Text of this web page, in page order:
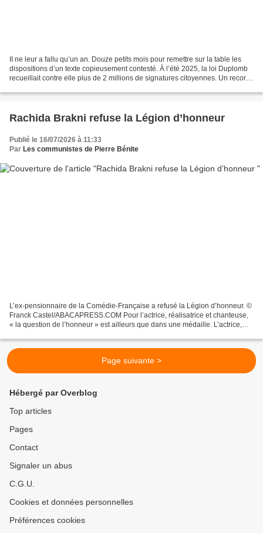
II ne leur a fallu qu’un an. Douze petits mois pour remettre sur la table les
dispositions d’un texte copieusement contesté. À l’été 2025, la loi Duplomb
recueillait contre elle plus de 2 millions de signatures citoyennes. Un record
Rachida Brakni refuse la Légion d’honneur
Publié le 16/07/2026 à 11:33
Par Les communistes de Pierre Bénite
L’ex-pensionnaire de la Comédie-Française a refusé la Légion d’honneur. ©
Franck Castel/ABACAPRESS.COM Pour l’actrice, réalisatrice et chanteuse,
« la question de l’honneur » est ailleurs que dans une médaille. L’actrice,
Page suivante >
Hébergé par Overblog
Top articles
Pages
Contact
Signaler un abus
C.G.U.
Cookies et données personnelles
Préférences cookies